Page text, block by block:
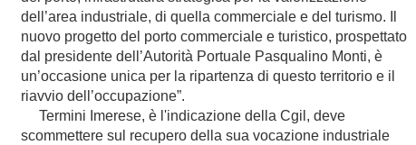
dell’area industriale, di quella commerciale e del turismo. Il
nuovo progetto del porto commerciale e turistico, prospettato
dal presidente dell’Autorità Portuale Pasqualino Monti, è
un’occasione unica per la ripartenza di questo territorio e il
riavvio dell’occupazione”.
Termini Imerese, è l'indicazione della Cgil, deve
scommettere sul recupero della sua vocazione industriale